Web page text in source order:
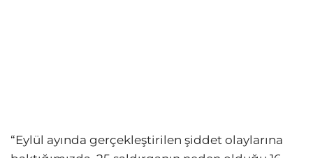
“Eylül ayında gerçekleştirilen şiddet olaylarına